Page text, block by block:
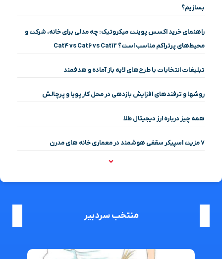
بسازیم؟
راهنمای خرید اکسس پوینت میکروتیک: چه مدلی برای خانه، شرکت و
محیط‌های پرتراکم مناسب است؟ Cat4 vs Cat6 vs Cat12
تبلیغات انتخابات با طرح‌های لایه باز آماده و هدفمند
روشها و ترفندهای افزایش بازدهی در محل کار پویا و پرچالش
همه چیز درباره ارز دیجیتال طلا
۷ مزیت اسپیکر سقفی هوشمند در معماری خانه‌ های مدرن
منتخب سردبیر